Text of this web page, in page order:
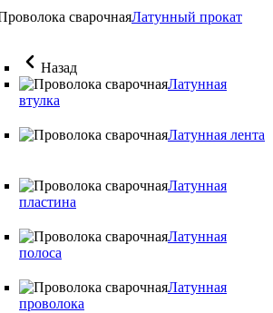
Латунный прокат
Назад
Латунная
втулка
Латунная лента
Латунная
пластина
Латунная
полоса
Латунная
проволока